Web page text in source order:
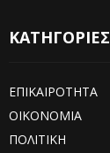
ΚΑΤΗΓΟΡΙΕΣ
ΕΠΙΚΑΙΡΟΤΗΤΑ
ΟΙΚΟΝΟΜΙΑ
ΠΟΛΙΤΙΚΗ